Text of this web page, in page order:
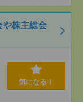
や株主総会
気になる！